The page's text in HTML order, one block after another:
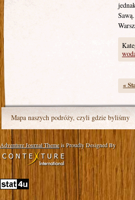
«
Mapa naszych podróży, czyli gdzie byliśmy
Adventure Journal Themeis Proudly Designed By